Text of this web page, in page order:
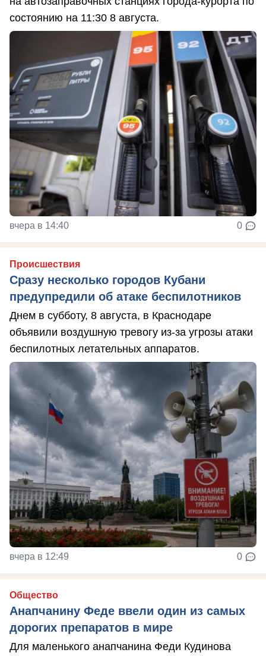
состоянию на 11:30 8 августа.
вчера в 14:40 0
Происшествия
Сразу несколько городов Кубани
предупредили об атаке беспилотников
Днем в субботу, 8 августа, в Краснодаре
объявили воздушную тревогу из-за угрозы атаки
беспилотных летательных аппаратов.
вчера в 12:49 0
Общество
Анапчанину Феде ввели один из самых
дорогих препаратов в мире
Для маленького анапчанина Феди Кудинова